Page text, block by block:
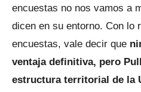
encuestas no nos vamos a
dicen en su entorno. Con lo
encuestas, vale decir que
ventaja definitiva, pero
estructura territorial de la